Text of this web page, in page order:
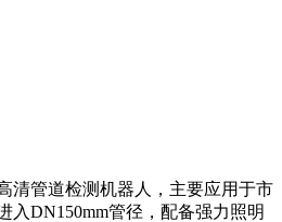
清管道检测机器人，主要应用于市
入DN150mm管径，配备强力照明